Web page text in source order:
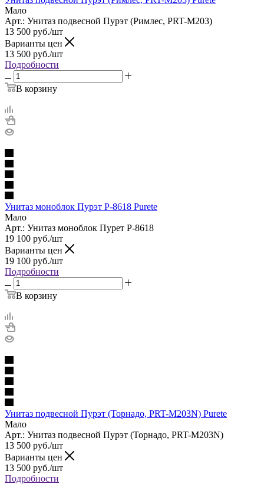
Мало
Арт.: Унитаз подвесной Пурэт (Римлес, PRT-M203)
13 500 руб./шт
Варианты цен
13 500 руб./шт
Подробности
В корзину
Унитаз моноблок Пурэт Р-8618 Purete
Мало
Арт.: Унитаз моноблок Пурет Р-8618
19 100 руб./шт
Варианты цен
19 100 руб./шт
Подробности
В корзину
Унитаз подвесной Пурэт (Торнадо, PRT-M203N) Purete
Мало
Арт.: Унитаз подвесной Пурэт (Торнадо, PRT-M203N)
13 500 руб./шт
Варианты цен
13 500 руб./шт
Подробности